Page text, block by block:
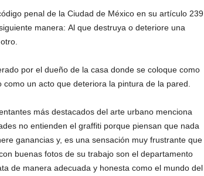
penal de la Ciudad de México en su artículo 239
manera: Al que destruya o deteriore una
por el dueño de la casa donde se coloque como
un acto que deteriora la pintura de la pared.
más destacados del arte urbano menciona
no entienden el graffiti porque piensan que nada
ganancias y, es una sensación muy frustrante que
buenas fotos de su trabajo son el departamento
de manera adecuada y honesta como el mundo del